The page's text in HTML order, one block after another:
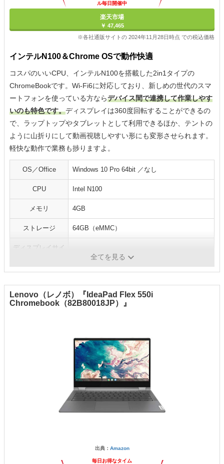
ル毎日開催中
楽天市場
￥ 47,465
※各社通販サイトの 2024年11月28日時点 での税込価格
インテルN100＆Chrome OSで動作快適
コスパのいいCPU、インテルN100を搭載した2in1タイプの
ChromeBookです。Wi-Fi6に対応しており、新しめの世代のスマ
ートフォンを使っている方ならデバイス間で連携して作業しやす
いのも特色です。ディスプレイは360度回転することができるの
で、ラップトップやタブレットとして利用できるほか、テントの
ように山折りにして動画視聴しやすい形にも変形させられます。
軽快な動作で業務も捗りますよ。
OS／Office Windows 10 Pro 64bit ／なし
CPU Intel N100
メモリ 4GB
ストレージ 64GB（eMMC）
ディスプレイサイ
12.2 インチ／‎1920×1200
全てを見る
Lenovo（レノボ）『IdeaPad Flex 550i
Chromebook（82B80018JP）』
出典： Amazon
毎日お得なタイム